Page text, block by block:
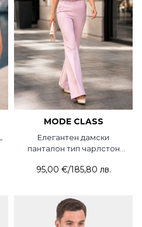
MODE CLASS
Елегантен дамски
панталон тип чарлстон
95,00 €/185,80 лв.